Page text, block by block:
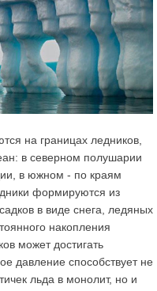
на границах ледников,
в северном полушарии
в южном - по краям
формируются из
в виде снега, ледяных
накопления
может достигать
давление способствует не
льда в монолит, но и